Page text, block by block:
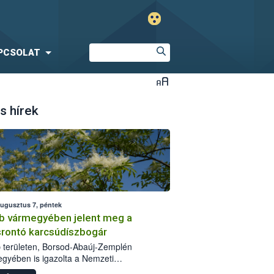
hírek
7, péntek
vármegyében jelent meg a
karcsúdíszbogár
területen, Borsod-Abaúj-Zemplén
is igazolta a Nemzeti
biztonsági Hivatal (Nébih) a